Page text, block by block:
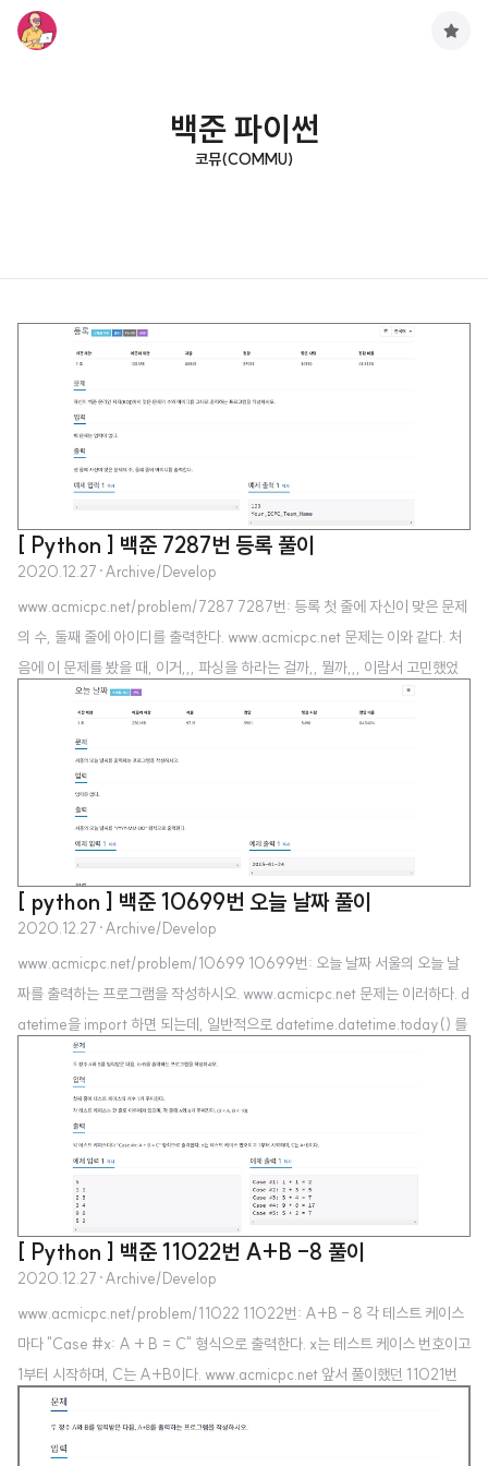
백준 파이썬
코뮤(COMMU)
[ Python ] 백준 7287번 등록 풀이
2020.12.27 ·Archive/Develop
www.acmicpc.net/problem/7287 7287번: 등록 첫 줄에 자신이 맞은 문제
의 수, 둘째 줄에 아이디를 출력한다. www.acmicpc.net 문제는 이와 같다. 처
음에 이 문제를 봤을 때, 이거,,, 파싱을 하라는 걸까,, 뭘까,,, 이람서 고민했었
다. 근데 그냥 백준 페이지에서 자기 닉네임 눌러서 맞은 문제 개수를 확인해 출
력하면 되는 문제였다. [ Code ] print("자신이 맞춘 개수") print("자신의 아
[ python ] 백준 10699번 오늘 날짜 풀이
2020.12.27 ·Archive/Develop
www.acmicpc.net/problem/10699 10699번: 오늘 날짜 서울의 오늘 날
짜를 출력하는 프로그램을 작성하시오. www.acmicpc.net 문제는 이러하다. d
atetime을 import 하면 되는데, 일반적으로 datetime.datetime.today() 를
이용해 오늘 날짜를 출력하게 되면 시간도 같이 출력된다. 따라서 문자열을 잘
라주면 된다. 추가로, 내가 원하는 형태로 날짜와 시간을 출력하려면 strftime
() 을 사용한다. datetime.today().strftime("%Y-%m-%d") [ Code ] i
mport datetime print(str(datetime.datetime.today())[:10])
[ Python ] 백준 11022번 A+B -8 풀이
2020.12.27 ·Archive/Develop
www.acmicpc.net/problem/11022 11022번: A+B - 8 각 테스트 케이스
마다 "Case #x: A + B = C" 형식으로 출력한다. x는 테스트 케이스 번호이고
1부터 시작하며, C는 A+B이다. www.acmicpc.net 앞서 풀이했던 11021번
문제와 거의 동일한 형태입니다. n=int(input()) for i in range(n): a,b=map
(int,input().split()) print("Case #%s: %s + %s = %s" %(i+1,a,b,a+
구